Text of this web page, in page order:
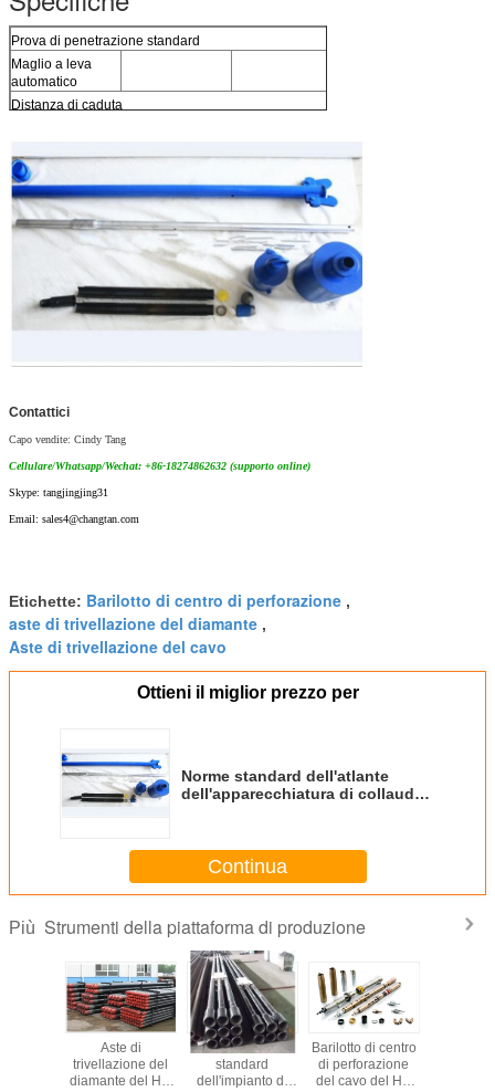
Prova di penetrazione standard
Maglio a leva
automatico
Distanza di caduta
Contattici
Capo vendite: Cindy Tang
Cellulare/Whatsapp/Wechat: +86-18274862632 (supporto online)
Skype: tangjingjing31
Email: sales4@changtan.com
Etichette: Barilotto di centro di perforazione ,
aste di trivellazione del diamante ,
Aste di trivellazione del cavo
Ottieni il miglior prezzo per
Norme standard dell'atlante
dell'apparecchiatura di collaudo
Continua
Più Strumenti della piattaforma di produzione
Aste di
trivellazione del
diamante del HQ
Strumenti
standard
dell'impianto di
Barilotto di centro
di perforazione
del cavo del HQ